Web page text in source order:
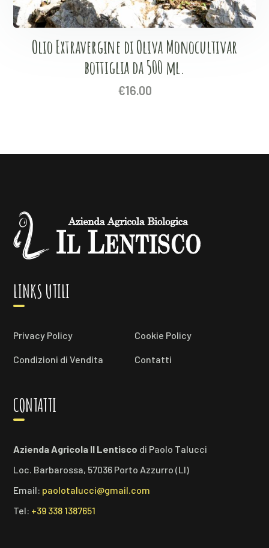
Olio Extravergine di Oliva Monocultivar
bottiglia da 500 ml.
€16.00
LINKS UTILI
Privacy Policy Cookie Policy
Condizioni di Vendita Contatti
CONTATTI
Azienda Agricola Il Lentisco di Paolo Talucci
Loc. Barbarossa, 57036 Porto Azzurro (LI)
Email: paolotalucci@gmail.com
Tel: +39 338 1387651